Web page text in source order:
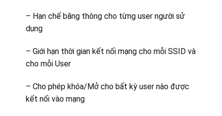
– Hạn chế băng thông cho từng user người sử
dụng
– Giới hạn thời gian kết nối mạng cho mỗi SSID và
cho mỗi User
– Cho phép khóa/Mở cho bất kỳ user nào được
kết nối vào mạng